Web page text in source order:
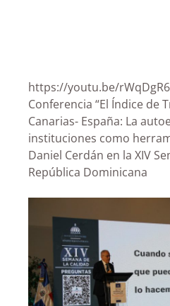
https://youtu.be/
Conferencia “El Índice de
Canarias- España: La
instituciones como
Daniel Cerdán en la XIV
República Dominicana